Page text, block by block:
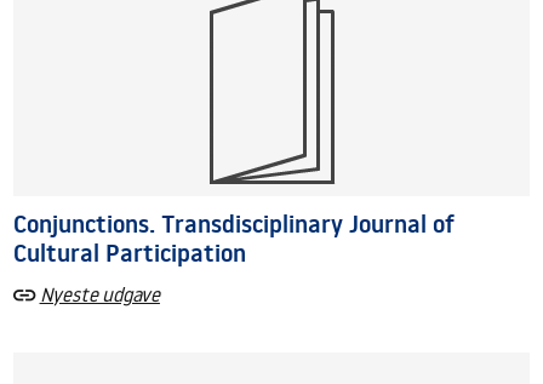
Conjunctions. Transdisciplinary Journal of
Cultural Participation
Nyeste udgave